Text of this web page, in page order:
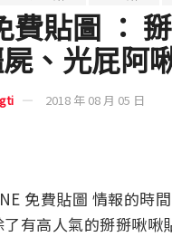
費貼圖 ：
、光屁阿
2018 年 08 月 05 日
免費貼圖 情報的時
有高人氣的掰掰啾啾